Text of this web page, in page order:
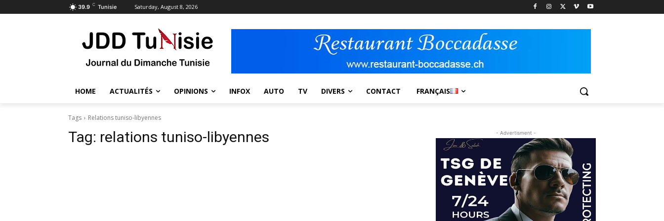
39.9 C Tunisie Saturday, August 8, 2026
HOME ACTUALITÉS OPINIONS INFOX AUTO TV DIVERS CONTACT FRANÇAIS
Tags Relations tuniso-libyennes
Tag: relations tuniso-libyennes - Advertisment -